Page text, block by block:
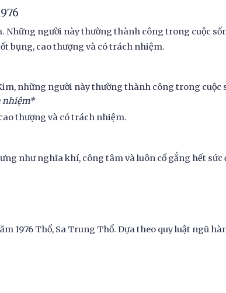
Những người này thường thành công trong cuộc
bụng, cao thượng và có trách nhiệm.
những người này thường thành công trong cuộc
nhiệm*
thượng và có trách nhiệm.
như nghĩa khí, công tâm và luôn cố gắng hết sức
1976 Thổ, Sa Trung Thổ. Dựa theo quy luật ngũ